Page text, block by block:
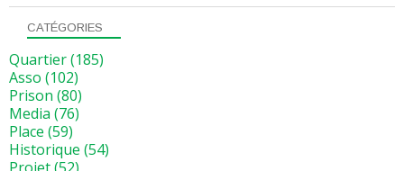
CATÉGORIES
Quartier(185)
Asso (102)
Prison (80)
Media (76)
Place (59)
Historique (54)